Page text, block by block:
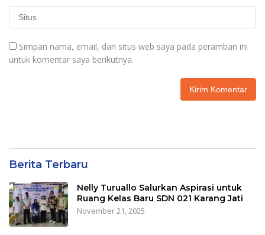
Simpan nama, email, dan situs web saya pada peramban ini
untuk komentar saya berikutnya.
Berita Terbaru
Nelly Turuallo Salurkan Aspirasi untuk
Ruang Kelas Baru SDN 021 Karang Jati
November 21, 2025